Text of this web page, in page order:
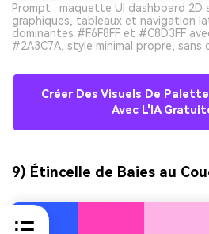
Prompt : maquette UI dashboard 2D
graphiques, tableaux et navigation
dominantes #F6F8FF et #C8D3FF
#2A3C7A, style minimal propre, sans
Créer Des Visuels De
Avec L'IA
9) Étincelle de Baies au